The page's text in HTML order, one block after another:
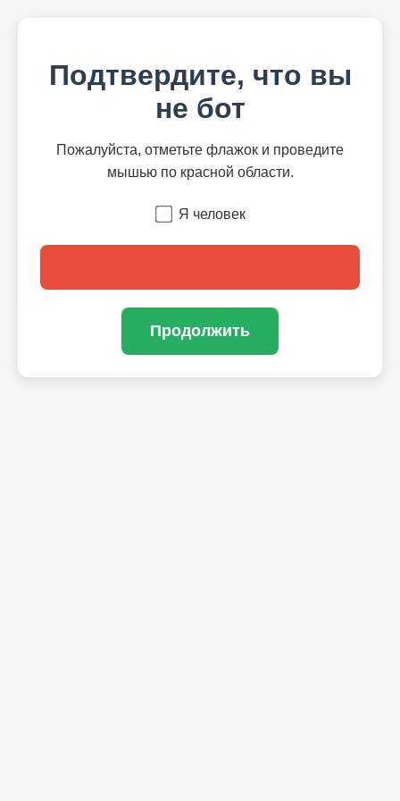
Подтвердите, что вы
не бот
Пожалуйста, отметьте флажок и проведите
мышью по красной области.
Я человек
Продолжить